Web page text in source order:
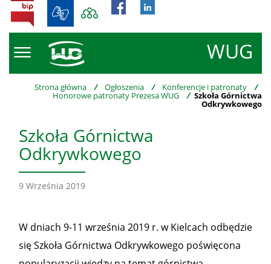
WUG
BIP
Strona główna / Ogłoszenia / Konferencje i patronaty /
Honorowe patronaty Prezesa WUG / Szkoła Górnictwa
Odkrywkowego
Szkoła Górnictwa
Odkrywkowego
9 Września 2019
W dniach 9-11 września 2019 r. w Kielcach odbędzie
się Szkoła Górnictwa Odkrywkowego poświęcona